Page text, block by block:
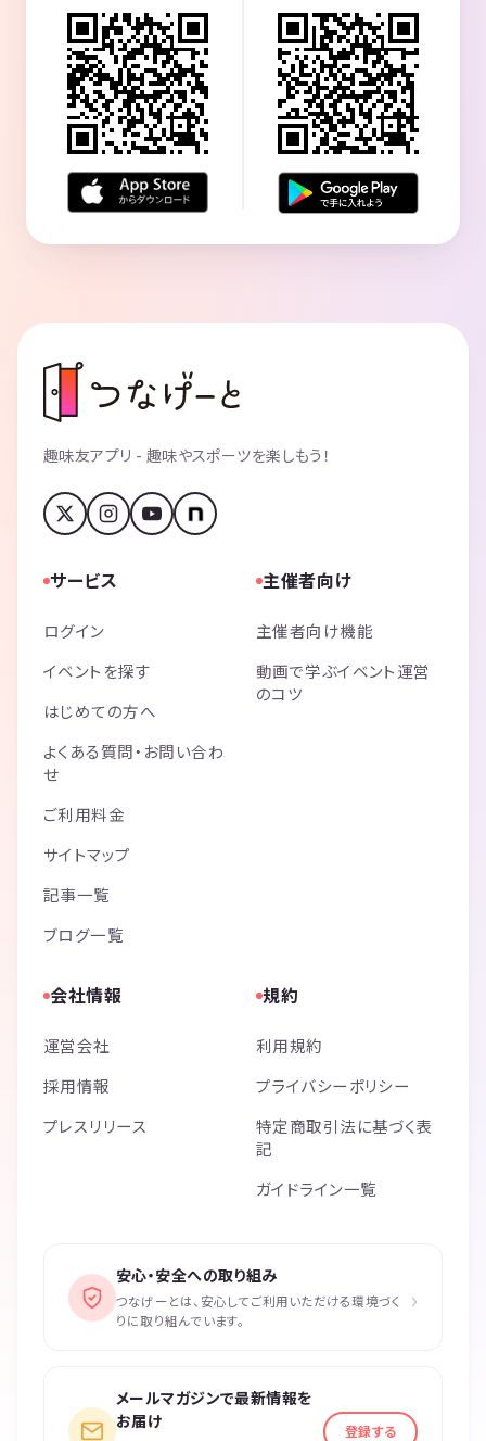
趣味友アプリ - 趣味やスポーツを楽しもう！
サービス
ログイン
イベントを探す
はじめての方へ
よくある質問・お問い合わ
せ
ご利用料金
サイトマップ
記事一覧
ブログ一覧
主催者向け
主催者向け機能
動画で学ぶイベント運営
のコツ
会社情報
運営会社
採用情報
プレスリリース
規約
利用規約
プライバシーポリシー
特定商取引法に基づく表
記
ガイドライン一覧
安心・安全への取り組み
つなげーとは、安心してご利用いただける環境づく
りに取り組んでいます。
›
メールマガジンで最新情報を
お届け
登録する